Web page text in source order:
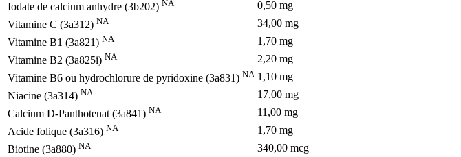
Iodate de calcium anhydre (3b202) NA
0,50 mg
Vitamine C (3a312) NA
34,00 mg
Vitamine B1 (3a821) NA
1,70 mg
Vitamine B2 (3a825i) NA
2,20 mg
Vitamine B6 ou hydrochlorure de pyridoxine (3a831) NA 1,10 mg
Niacine (3a314) NA
17,00 mg
Calcium D-Panthotenat (3a841) NA
11,00 mg
Acide folique (3a316) NA
1,70 mg
Biotine (3a880) NA
340,00 mcg